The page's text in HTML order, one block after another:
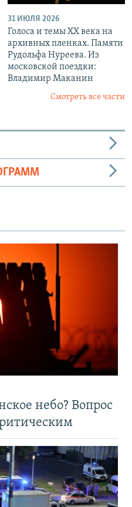
31 ИЮЛЯ 2026
Голоса и темы XX века на
архивных пленках. Памяти
Рудольфа Нуреева. Из
московской поездки:
Владимир Маканин
Смотреть все части
небо? Вопрос